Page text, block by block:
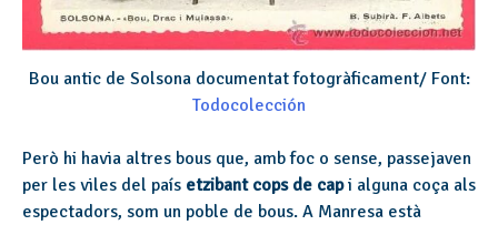
Bou antic de Solsona documentat fotogràficament/ Font:
Todocolección
Però hi havia altres bous que, amb foc o sense, passejaven
per les viles del país etzibant cops de capi alguna coça als
espectadors, som un poble de bous. A Manresa està